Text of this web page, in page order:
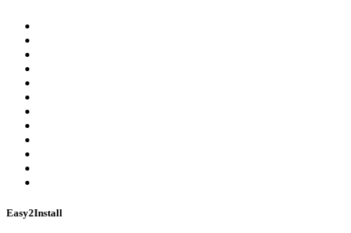
Easy2Install